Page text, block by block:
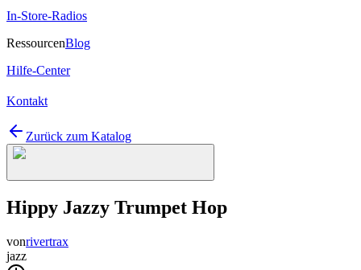
In-Store-Radios
RessourcenBlog
Hilfe-Center
Kontakt
Zurück zum Katalog
Hippy Jazzy Trumpet Hop
vonrivertrax
jazz